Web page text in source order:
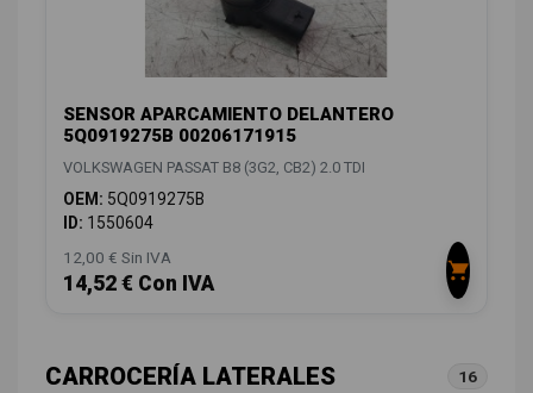
SENSOR APARCAMIENTO DELANTERO
5Q0919275B 00206171915
VOLKSWAGEN PASSAT B8 (3G2, CB2) 2.0 TDI
OEM: 5Q0919275B
ID: 1550604
12,00 € Sin IVA
14,52 € Con IVA
CARROCERÍA LATERALES 16